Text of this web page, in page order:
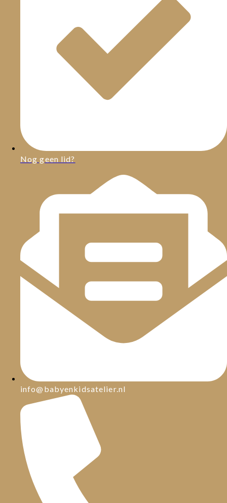
Nog geen lid?
info@babyenkidsatelier.nl